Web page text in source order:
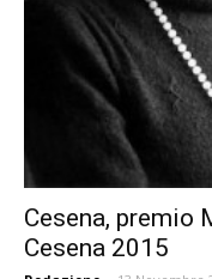
Cesena, premio
Cesena 2015